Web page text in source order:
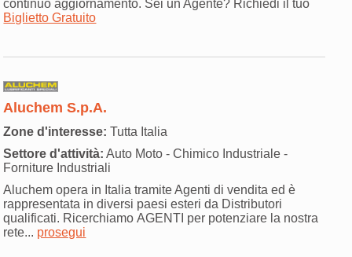
continuo aggiornamento. Sei un Agente? Richiedi il tuo
Biglietto Gratuito
Aluchem S.p.A.
Zone d'interesse: Tutta Italia
Settore d'attività: Auto Moto - Chimico Industriale -
Forniture Industriali
Aluchem opera in Italia tramite Agenti di vendita ed è
rappresentata in diversi paesi esteri da Distributori
qualificati. Ricerchiamo AGENTI per potenziare la nostra
rete... prosegui